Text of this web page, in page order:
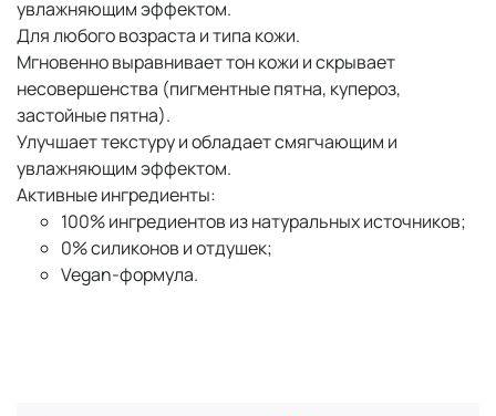
увлажняющим эффектом.
Для любого возраста и типа кожи.
Мгновенно выравнивает тон кожи и скрывает
несовершенства (пигментные пятна, купероз,
застойные пятна).
Улучшает текстуру и обладает смягчающим и
увлажняющим эффектом.
Активные ингредиенты:
100% ингредиентов из натуральных источников;
0% силиконов и отдушек;
Vegan-формула.